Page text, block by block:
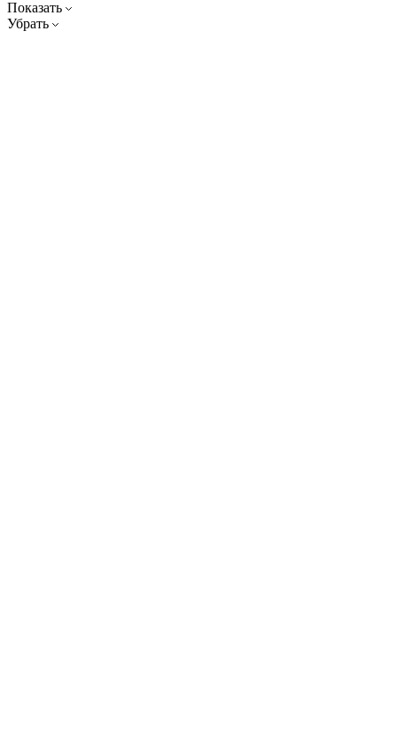
Показать
Убрать